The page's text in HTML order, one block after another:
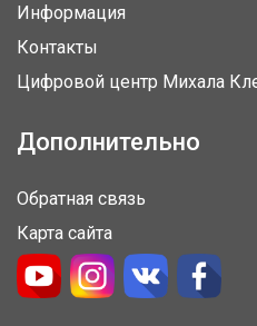
Информация
Контакты
Цифровой центр Михала
Дополнительно
Обратная связь
Карта сайта